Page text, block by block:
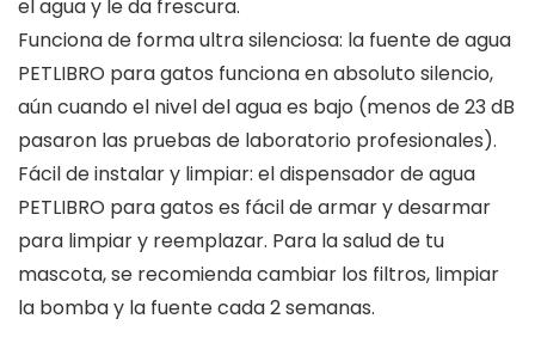
el agua y le da frescura.
Funciona de forma ultra silenciosa: la fuente de agua
PETLIBRO para gatos funciona en absoluto silencio,
aún cuando el nivel del agua es bajo (menos de 23 dB
pasaron las pruebas de laboratorio profesionales).
Fácil de instalar y limpiar: el dispensador de agua
PETLIBRO para gatos es fácil de armar y desarmar
para limpiar y reemplazar. Para la salud de tu
mascota, se recomienda cambiar los filtros, limpiar
la bomba y la fuente cada 2 semanas.